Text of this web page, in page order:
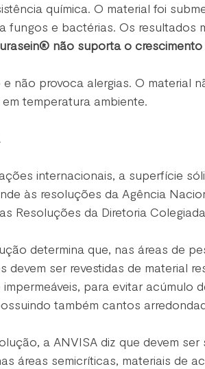
química. O material foi
fungos e bactérias. Os resultados
não suporta o crescimento
não provoca alergias. O material
temperatura ambiente.
internacionais, a superfície
às resoluções da Agência
Resoluções da Diretoria
determina que, nas áreas de
devem ser revestidas de material
impermeáveis, para evitar acúmulo
também cantos
a ANVISA diz que devem
áreas semicríticas, materiais de